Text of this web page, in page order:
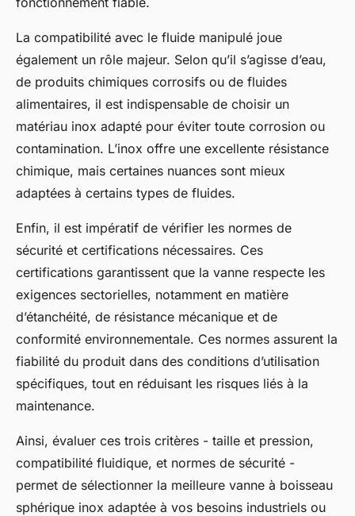
La compatibilité avec le fluide manipulé joue
également un rôle majeur. Selon qu’il s’agisse d’eau,
de produits chimiques corrosifs ou de fluides
alimentaires, il est indispensable de choisir un
matériau inox adapté pour éviter toute corrosion ou
contamination. L’inox offre une excellente résistance
chimique, mais certaines nuances sont mieux
adaptées à certains types de fluides.
Enfin, il est impératif de vérifier les normes de
sécurité et certifications nécessaires. Ces
certifications garantissent que la vanne respecte les
exigences sectorielles, notamment en matière
d’étanchéité, de résistance mécanique et de
conformité environnementale. Ces normes assurent la
fiabilité du produit dans des conditions d’utilisation
spécifiques, tout en réduisant les risques liés à la
maintenance.
Ainsi, évaluer ces trois critères - taille et pression,
compatibilité fluidique, et normes de sécurité -
permet de sélectionner la meilleure vanne à boisseau
sphérique inox adaptée à vos besoins industriels ou